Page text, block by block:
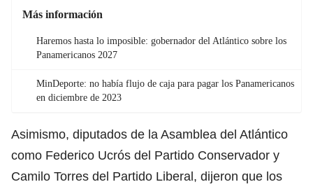
Más información
Haremos hasta lo imposible: gobernador del Atlántico sobre los
Panamericanos 2027
MinDeporte: no había flujo de caja para pagar los Panamericanos
en diciembre de 2023
Asimismo, diputados de la Asamblea del Atlántico
como Federico Ucrós del Partido Conservador y
Camilo Torres del Partido Liberal, dijeron que los